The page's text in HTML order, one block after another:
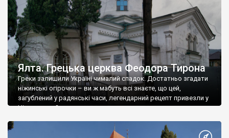
Ялта. Грецька церква Феодора Тирона
Греки залишили Україні чималий спадок. Достатньо згадати
ніжинські огірочки – ви ж мабуть всі знаєте, що цей,
загублений у радянські часи, легендарний рецепт привезли у
Ніжин греки?